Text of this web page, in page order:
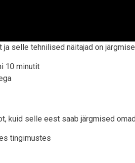
selle tehnilised näitajad on
10 minutit
kuid selle eest saab järgmised
tingimustes